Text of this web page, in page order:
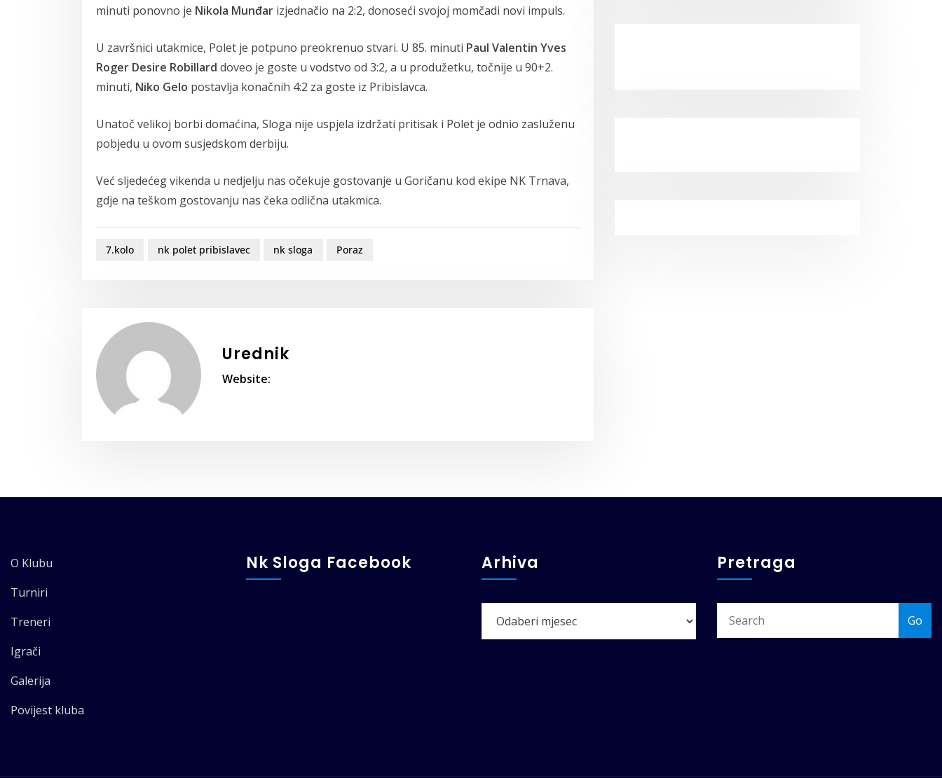
minuti ponovno je Nikola Munđar izjednačio na 2:2, donoseći svojoj momčadi novi impuls.
U završnici utakmice, Polet je potpuno preokrenuo stvari. U 85. minuti Paul Valentin Yves
Roger Desire Robillard doveo je goste u vodstvo od 3:2, a u produžetku, točnije u 90+2.
minuti, Niko Gelo postavlja konačnih 4:2 za goste iz Pribislavca.
Unatoč velikoj borbi domaćina, Sloga nije uspjela izdržati pritisak i Polet je odnio zasluženu
pobjedu u ovom susjedskom derbiju.
Već sljedećeg vikenda u nedjelju nas očekuje gostovanje u Goričanu kod ekipe NK Trnava,
gdje na teškom gostovanju nas čeka odlična utakmica.
7.kolo nk polet pribislavec nk sloga Poraz
Urednik
Website:
O Klubu
Turniri
Treneri
Igrači
Galerija
Povijest kluba
Nk Sloga Facebook Arhiva Pretraga
Go